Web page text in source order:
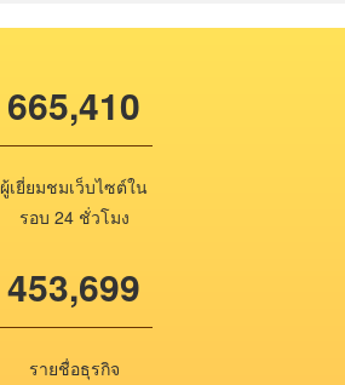
665,410
ผู้เยี่ยมชมเว็บไซต์ใน
รอบ 24 ชั่วโมง
453,699
รายชื่อธุรกิจ